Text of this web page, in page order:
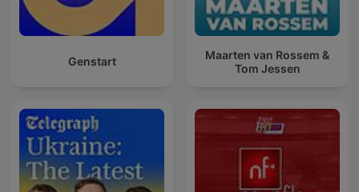
Genstart
Maarten van Rossem &
Tom Jessen